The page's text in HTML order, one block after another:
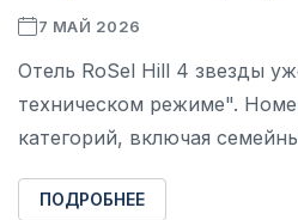
7 МАЙ 2026
Отель RoSel Hill 4 звезды
техническом режиме".
категорий, включая
ПОДРОБНЕЕ